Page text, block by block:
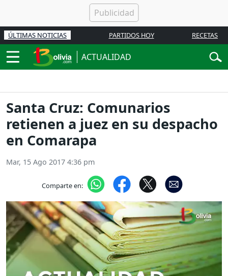
ÚLTIMAS NOTICIAS PARTIDOS HOY RECETAS
ACTUALIDAD
Santa Cruz: Comunarios
retienen a juez en su despacho
en Comarapa
Mar, 15 Ago 2017 4:36 pm
Comparte en: